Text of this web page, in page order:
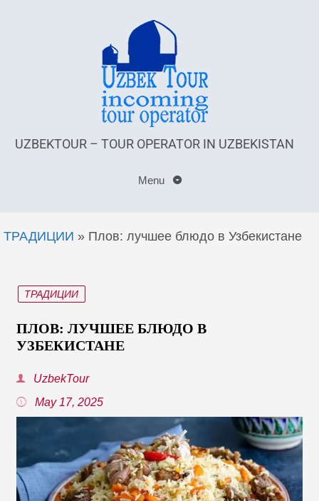
UZBEKTOUR – TOUR OPERATOR IN UZBEKISTAN
Menu
ТРАДИЦИИ » Плов: лучшее блюдо в Узбекистане
ТРАДИЦИИ
ПЛОВ: ЛУЧШЕЕ БЛЮДО В
УЗБЕКИСТАНЕ
UzbekTour
May 17, 2025